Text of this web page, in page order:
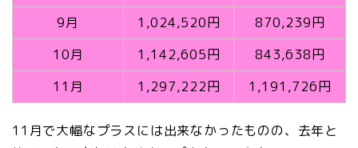
9月
1,024,520円
870,239円
10月
1,142,605円
843,638円
11月
1,297,222円 1,191,726円
11月で大幅なプラスには出来なかったものの、去年と